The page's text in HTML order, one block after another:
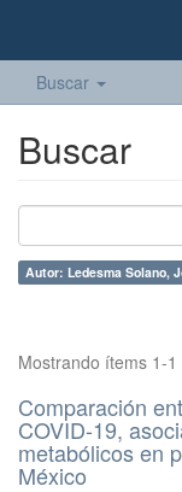
Buscar
Buscar
Autor: Ledesma Solano,
Mostrando ítems 1-1
Comparación
COVID-19,
metabólicos en
México